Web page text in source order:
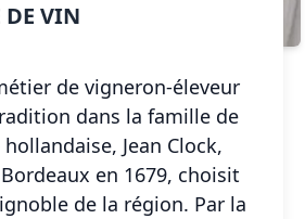
DE VIN
de vigneron-éleveur
dans la famille de
hollandaise, Jean Clock,
en 1679, choisit
de la région. Par la